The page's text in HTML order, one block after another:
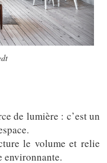
de lumière : c’est un
le volume et relie
environnante.